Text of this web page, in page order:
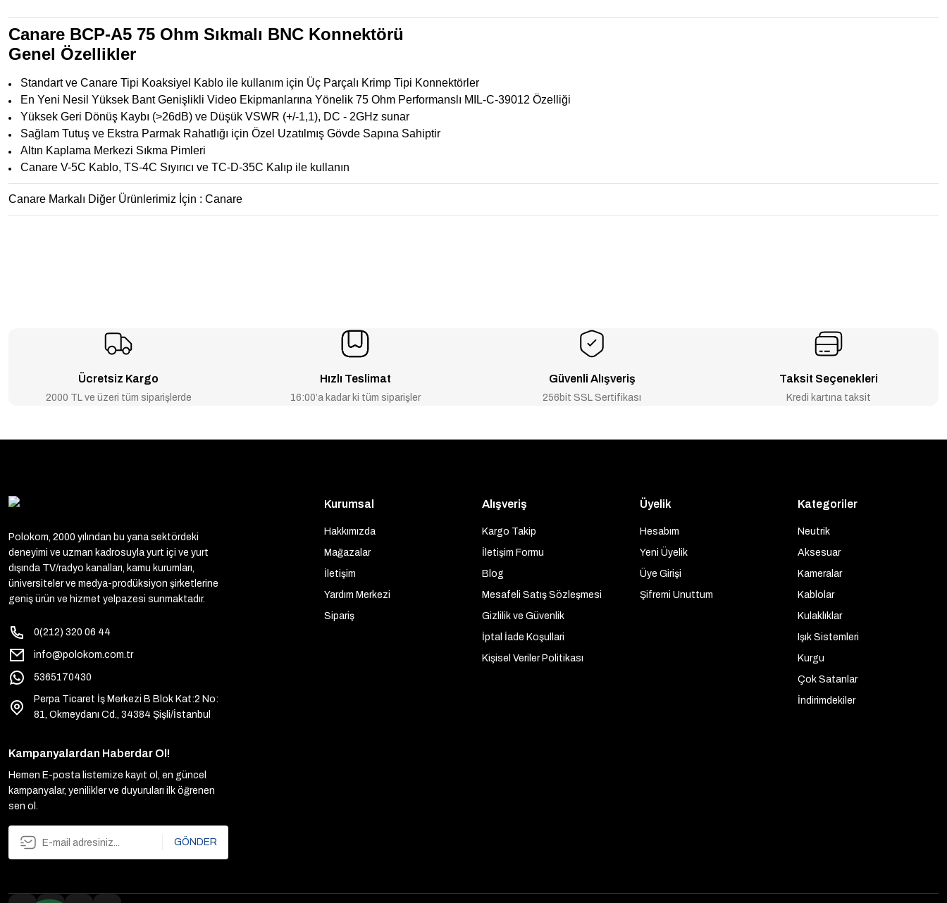
Canare BCP-A5 75 Ohm Sıkmalı BNC Konnektörü
Genel Özellikler
Standart ve Canare Tipi Koaksiyel Kablo ile kullanım için Üç Parçalı Krimp Tipi Konnektörler
En Yeni Nesil Yüksek Bant Genişlikli Video Ekipmanlarına Yönelik 75 Ohm Performanslı MIL-C-39012 Özelliği
Yüksek Geri Dönüş Kaybı (>26dB) ve Düşük VSWR (+/-1,1), DC - 2GHz sunar
Sağlam Tutuş ve Ekstra Parmak Rahatlığı için Özel Uzatılmış Gövde Sapına Sahiptir
Altın Kaplama Merkezi Sıkma Pimleri
Canare V-5C Kablo, TS-4C Sıyırıcı ve TC-D-35C Kalıp ile kullanın
Canare Markalı Diğer Ürünlerimiz İçin : Canare
Ücretsiz Kargo
2000 TL ve üzeri tüm siparişlerde
Hızlı Teslimat
16:00’a kadar ki tüm siparişler
Güvenli Alışveriş
256bit SSL Sertifikası
Taksit Seçenekleri
Kredi kartına taksit
Polokom, 2000 yılından bu yana sektördeki
deneyimi ve uzman kadrosuyla yurt içi ve yurt
dışında TV/radyo kanalları, kamu kurumları,
üniversiteler ve medya-prodüksiyon şirketlerine
geniş ürün ve hizmet yelpazesi sunmaktadır.
0(212) 320 06 44
info@polokom.com.tr
5365170430
Perpa Ticaret İş Merkezi B Blok Kat:2 No:
81, Okmeydanı Cd., 34384 Şişli/İstanbul
Kurumsal
Hakkımızda
Mağazalar
İletişim
Yardım Merkezi
Sipariş
Alışveriş
Kargo Takip
İletişim Formu
Blog
Mesafeli Satış Sözleşmesi
Gizlilik ve Güvenlik
İptal İade Koşullari
Kişisel Veriler Politikası
Üyelik
Hesabım
Yeni Üyelik
Üye Girişi
Şifremi Unuttum
Kategoriler
Neutrik
Aksesuar
Kameralar
Kablolar
Kulaklıklar
Işık Sistemleri
Kurgu
Çok Satanlar
İndirimdekiler
Kampanyalardan Haberdar Ol!
Hemen E-posta listemize kayıt ol, en güncel
kampanyalar, yenilikler ve duyuruları ilk öğrenen
sen ol.
GÖNDER